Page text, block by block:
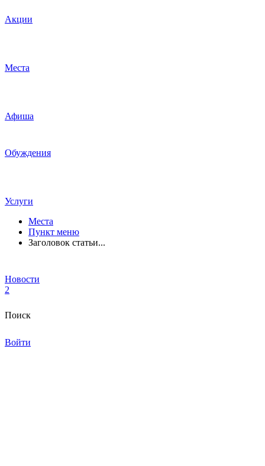
Акции
Места
Афиша
Обуждения
Услуги
Места
Пункт меню
Заголовок статьи...
Новости
2
Поиск
Войти